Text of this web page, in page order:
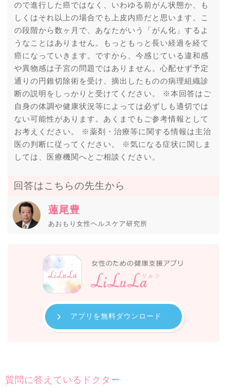
ので進行した癌ではなく、いわゆる前がん状態か、も
しくはそれ以上の場合でも上皮内癌だと思います。こ
の段階から数ヶ月で、あなたがいう「がん化」するよ
うなことはありません。もっともっと長い経過を経て
癌になっていきます。ですから、今感じている違和感
や異物感は子宮の問題ではありません。心配せず予定
通りの円錐切除術を受け、摘出したものの病理組織診
断の説明をしっかりと受けてください。 ※本回答はご
自身の体調や健康状況等によっては必ずしも適切では
ない可能性があります。あくまでもご参考情報として
お考えください。 ※薬剤・治療等に関する情報は主治
医の判断に従ってください。 ※気になる症状に関しま
しては、医療機関へとご相談ください。
回答はこちらの先生から
蓮尾豊
あおもり女性ヘルスケア研究所
アプリを無料ダウンロード
質問に答えているドクター